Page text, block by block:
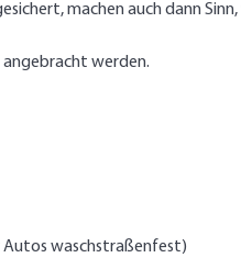
machen auch dann
angebracht werden.
waschstraßenfest)